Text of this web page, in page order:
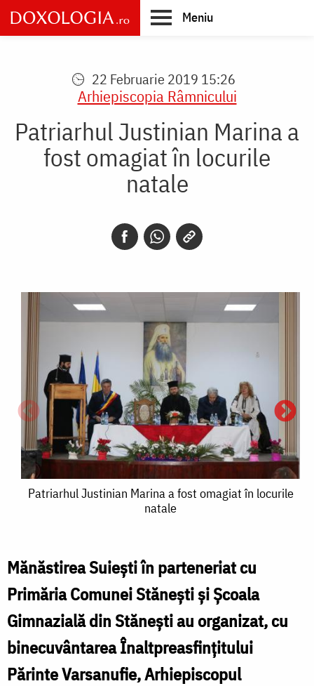
Skip
to
main
Meniu
22 Februarie 2019 15:26
Arhiepiscopia Râmnicului
Patriarhul Justinian Marina a
fost omagiat în locurile
natale
Patriarhul
a
fost
omagiat
locurile
Patriarhul Justinian Marina a fost omagiat în locurile
natale
Mănăstirea Suiești în parteneriat cu
Primăria Comunei Stănești și Școala
Gimnazială din Stănești au organizat, cu
binecuvântarea Înaltpreasfințitului
Părinte Varsanufie, Arhiepiscopul